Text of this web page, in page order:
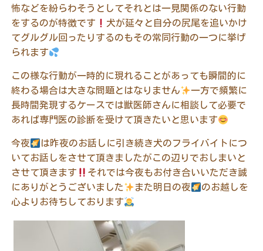
怖などを紛らわそうとしてそれとは一見関係のない行動
をするのが特徴です
犬が延々と自分の尻尾を追いかけ
てグルグル回ったりするのもその常同行動の一つに挙げ
られます
この様な行動が一時的に現れることがあっても瞬間的に
終わる場合は大きな問題とはなりません
一方で頻繁に
長時間発現するケースでは獣医師さんに相談して必要で
あれば専門医の診断を受けて頂きたいと思います
今夜
は昨夜のお話しに引き続き犬のフライバイトにつ
いてお話しをさせて頂きましたがこの辺りでおしまいと
させて頂きます
それでは今夜もお付き合いいただき誠
にありがとうございました
また明日の夜
のお越しを
心よりお待ちしております